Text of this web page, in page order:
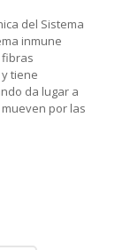
del Sistema
inmune
fibras
tiene
da lugar a
por las